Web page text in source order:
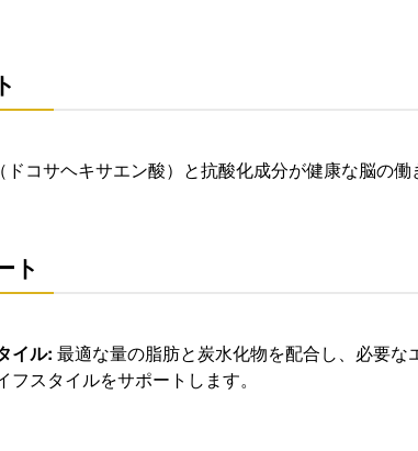
ドコサヘキサエン酸）と抗酸化成分が健康な脳の働
ト
イル: 最適な量の脂肪と炭水化物を配合し、必要
スタイルをサポートします。